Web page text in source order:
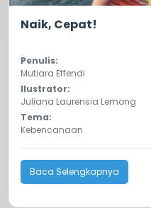
Naik, Cepat!
Penulis:
Mutiara Effendi
Ilustrator:
Juliana Laurensia Lemong
Tema:
Kebencanaan
Baca Selengkapnya